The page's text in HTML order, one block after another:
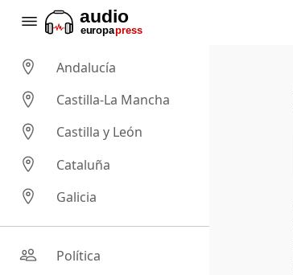
Andalucía
Castilla-La Mancha
Castilla y León
Cataluña
Galicia
Política